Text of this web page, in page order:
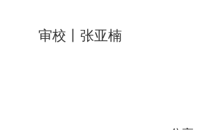
审校丨张亚楠